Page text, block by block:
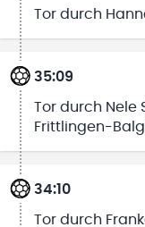
Tor durch
35:09
Tor durch Nele
Frittlingen-
34:10
Tor durch